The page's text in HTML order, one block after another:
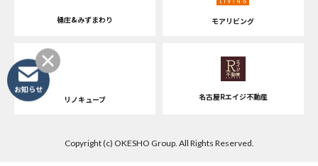
桶庄&みずまわり モアリビング
リノキューブ 名古屋Rエイジ不動産
Copyright (c) OKESHO Group. All Rights Reserved.
お知らせ